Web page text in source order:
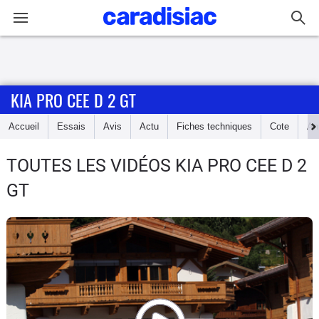
Accueil
Essais
d'achat
Electriques
Utilitaires
KIA PRO CEE D 2 GT
Accueil Essais Avis Actu Fiches techniques Cote
TOUTES LES VIDÉOS KIA PRO CEE D 2
GT